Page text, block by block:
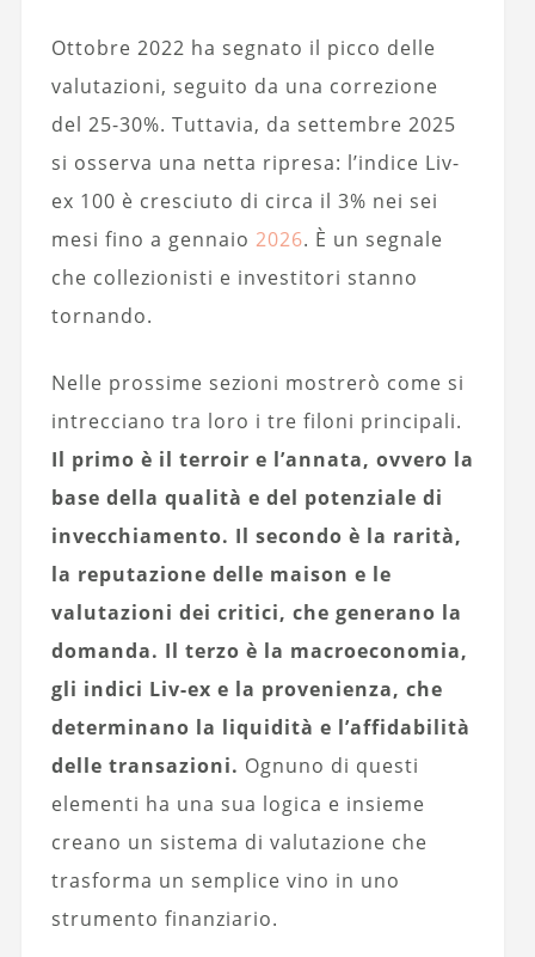
Ottobre 2022 ha segnato il picco delle
valutazioni, seguito da una correzione
del 25-30%. Tuttavia, da settembre 2025
si osserva una netta ripresa: l’indice Liv-
ex 100 è cresciuto di circa il 3% nei sei
mesi fino a gennaio 2026. È un segnale
che collezionisti e investitori stanno
tornando.
Nelle prossime sezioni mostrerò come si
intrecciano tra loro i tre filoni principali.
Il primo è il terroir e l’annata, ovvero la
base della qualità e del potenziale di
invecchiamento. Il secondo è la rarità,
la reputazione delle maison e le
valutazioni dei critici, che generano la
domanda. Il terzo è la macroeconomia,
gli indici Liv-ex e la provenienza, che
determinano la liquidità e l’affidabilità
delle transazioni. Ognuno di questi
elementi ha una sua logica e insieme
creano un sistema di valutazione che
trasforma un semplice vino in uno
strumento finanziario.